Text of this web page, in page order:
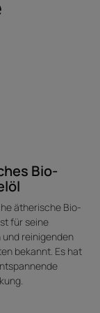
Konzentrat
kräftigt und
die
Bio-
ätherische Bio-
für seine
reinigenden
bekannt. Es hat